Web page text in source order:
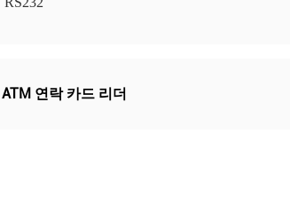
ATM 연락 카드 리더